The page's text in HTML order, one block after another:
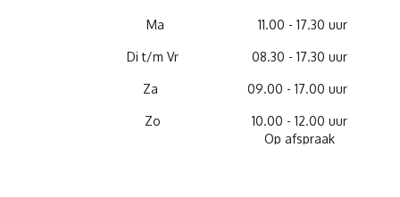
Ma 11.00 - 17.30 uur
Di t/m Vr 08.30 - 17.30 uur
Za 09.00 - 17.00 uur
Zo
10.00 - 12.00 uur
Op afspraak